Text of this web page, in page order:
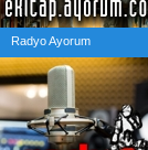
Radyo Ayorum